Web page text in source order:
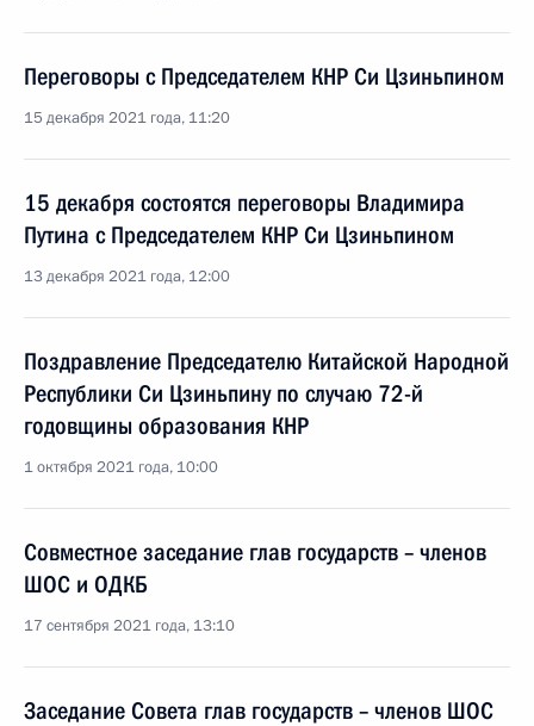
Переговоры с Председателем КНР Си Цзиньпином
15 декабря 2021 года, 11:20
15 декабря состоятся переговоры Владимира
Путина с Председателем КНР Си Цзиньпином
13 декабря 2021 года, 12:00
Поздравление Председателю Китайской Народной
Республики Си Цзиньпину по случаю 72-й
годовщины образования КНР
1 октября 2021 года, 10:00
Совместное заседание глав государств – членов
ШОС и ОДКБ
17 сентября 2021 года, 13:10
Заседание Совета глав государств – членов ШОС